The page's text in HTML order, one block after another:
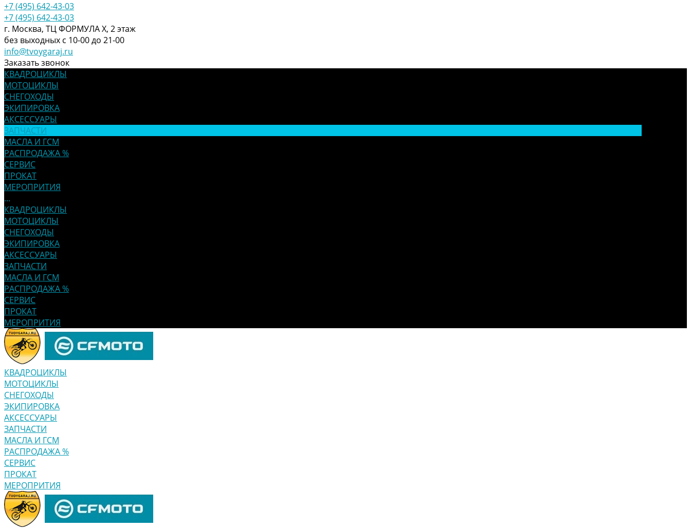
+7 (495) 642-43-03
+7 (495) 642-43-03
г. Москва, ТЦ ФОРМУЛА Х, 2 этаж
без выходных с 10-00 до 21-00
info@tvoygaraj.ru
Заказать звонок
КВАДРОЦИКЛЫ
МОТОЦИКЛЫ
СНЕГОХОДЫ
ЭКИПИРОВКА
АКСЕССУАРЫ
ЗАПЧАСТИ
МАСЛА И ГСМ
РАСПРОДАЖА %
СЕРВИС
ПРОКАТ
МЕРОПРИТИЯ
...
КВАДРОЦИКЛЫ
МОТОЦИКЛЫ
СНЕГОХОДЫ
ЭКИПИРОВКА
АКСЕССУАРЫ
ЗАПЧАСТИ
МАСЛА И ГСМ
РАСПРОДАЖА %
СЕРВИС
ПРОКАТ
МЕРОПРИТИЯ
КВАДРОЦИКЛЫ
МОТОЦИКЛЫ
СНЕГОХОДЫ
ЭКИПИРОВКА
АКСЕССУАРЫ
ЗАПЧАСТИ
МАСЛА И ГСМ
РАСПРОДАЖА %
СЕРВИС
ПРОКАТ
МЕРОПРИТИЯ